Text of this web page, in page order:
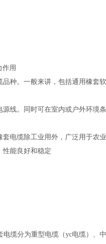
用
。一般来讲，包括通用橡套
线。同时可在室内或户外环境
电缆除工业用外，广泛用于农
性能良好和稳定
缆分为重型电缆（yc电缆）、